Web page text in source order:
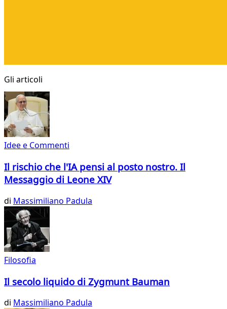
Gli articoli
Idee e Commenti
Il rischio che l'IA pensi al posto nostro. Il
Messaggio di Leone XIV
di Massimiliano Padula
Filosofia
Il secolo liquido di Zygmunt Bauman
di Massimiliano Padula